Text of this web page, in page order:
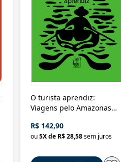
O turista aprendiz:
Viagens pelo Amazonas
até a Bolívia e por Marajó
até dizer chega
R$ 142,90
ou5X de R$ 28,58sem juros